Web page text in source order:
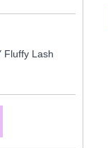
Fluffy Lash